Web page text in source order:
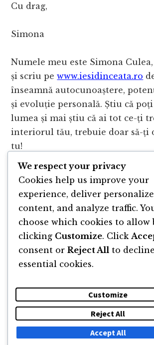
Cu drag,
Simona
Numele meu este Simona
și scriu pewww.iesidinceata.ro
înseamnă autocunoaștere,
și evoluție personală. Știu că
lumea și mai știu că ai tot ce-ți
interiorul tău, trebuie doar să-ți
tu!
Intră pewww.iesidinceata.ro
primești instant ghidul „
4 metode
viața pe care o dorești
”.
DESPRE NEWSLETTER CĂUTARE
We respect your privacy
Cookies help us improve your
experience, deliver
content, and analyze traffic.
choose which cookies to allow
clicking Customize. Click
consent or Reject All to
essential cookies.
Customize
Reject All
Accept All